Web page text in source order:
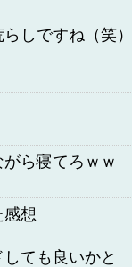
しですね（笑）
ら寝てろｗｗ
想
ても良いかと